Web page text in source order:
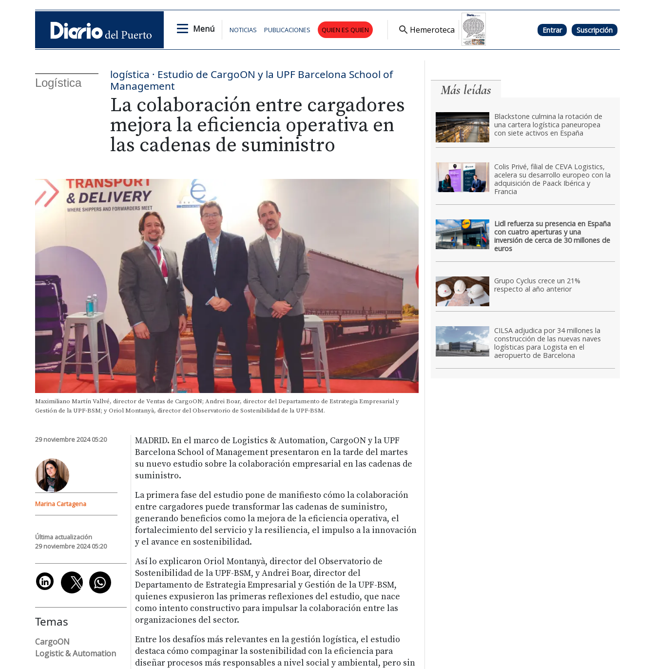
Menú NOTICIAS PUBLICACIONES QUIEN ES QUIEN Hemeroteca Entrar Suscripción
Logística
logística · Estudio de CargoON y la UPF Barcelona School of
Management
La colaboración entre cargadores
mejora la eficiencia operativa en
las cadenas de suministro
Maximiliano Martín Vallvé, director de Ventas de CargoON; Andrei Boar, director del Departamento de Estrategia Empresarial y
Gestión de la UPF-BSM; y Oriol Montanyà, director del Observatorio de Sostenibilidad de la UPF-BSM.
29 noviembre 2024 05:20
Marina Cartagena
Última actualización
29 noviembre 2024 05:20
Temas
CargoON
Logistic & Automation
MADRID. En el marco de Logistics & Automation, CargoON y la UPF
Barcelona School of Management presentaron en la tarde del martes
su nuevo estudio sobre la colaboración empresarial en las cadenas de
suministro.
La primera fase del estudio pone de manifiesto cómo la colaboración
entre cargadores puede transformar las cadenas de suministro,
generando beneficios como la mejora de la eficiencia operativa, el
fortalecimiento del servicio y la resiliencia, el impulso a la innovación
y el avance en sostenibilidad.
Así lo explicaron Oriol Montanyà, director del Observatorio de
Sostenibilidad de la UPF-BSM, y Andrei Boar, director del
Departamento de Estrategia Empresarial y Gestión de la UPF-BSM,
quienes expusieron las primeras reflexiones del estudio, que nace
como intento constructivo para impulsar la colaboración entre las
organizaciones del sector.
Entre los desafíos más relevantes en la gestión logística, el estudio
destaca cómo compaginar la sostenibilidad con la eficiencia para
diseñar procesos más responsables a nivel social y ambiental, pero sin
Más leídas
Blackstone culmina la rotación de
una cartera logística paneuropea
con siete activos en España
Colis Privé, filial de CEVA Logistics,
acelera su desarrollo europeo con la
adquisición de Paack Ibérica y
Francia
Lidl refuerza su presencia en España
con cuatro aperturas y una
inversión de cerca de 30 millones de
euros
Grupo Cyclus crece un 21%
respecto al año anterior
CILSA adjudica por 34 millones la
construcción de las nuevas naves
logísticas para Logista en el
aeropuerto de Barcelona